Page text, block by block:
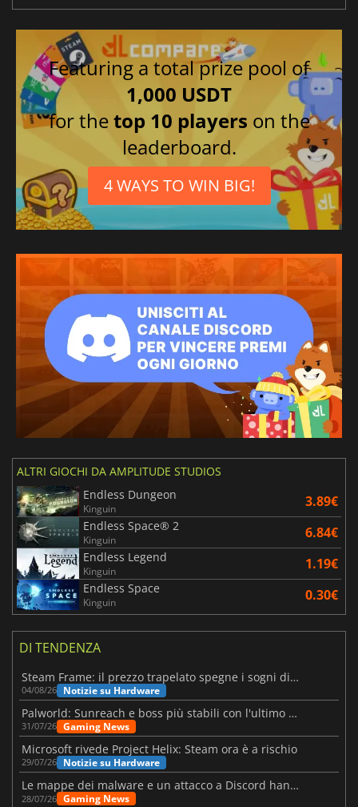
Featuring a total prize pool of
1,000 USDT
for thetop 10 players on the
leaderboard.
4 WAYS TO WIN BIG!
ALTRI GIOCHI DA AMPLITUDE STUDIOS
Endless Dungeon
Kinguin 3.89€
Endless Space® 2
Kinguin 6.84€
Endless Legend
Kinguin 1.19€
Endless Space
Kinguin 0.30€
DI TENDENZA
Steam Frame: il prezzo trapelato spegne i sogni di un VR economico
04/08/26 Notizie su Hardware
Palworld: Sunreach e boss più stabili con l'ultimo update
31/07/26 Gaming News
Microsoft rivede Project Helix: Steam ora è a rischio
29/07/26 Notizie su Hardware
Le mappe dei malware e un attacco a Discord hanno colpito Meccha Chameleon
28/07/26 Gaming News